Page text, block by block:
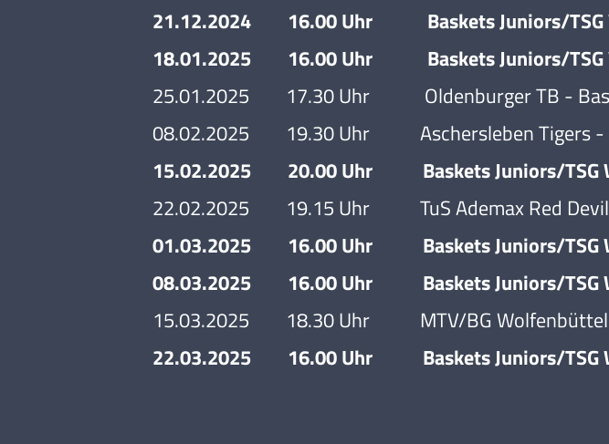
21.12.2024 16.00 Uhr
Baskets Juniors/
18.01.2025 16.00 Uhr Baskets Juniors/TSG
25.01.2025 17.30 Uhr Oldenburger TB -
08.02.2025 19.30 Uhr Aschersleben Tigers -
15.02.2025 20.00 Uhr Baskets Juniors/TSG
22.02.2025 19.15 Uhr TuS Ademax Red Devil
01.03.2025 16.00 Uhr
Baskets Juniors/
08.03.2025 16.00 Uhr Baskets Juniors/TSG
15.03.2025 18.30 Uhr MTV/BG Wolfenbüttel -
22.03.2025 16.00 Uhr Baskets Juniors/TSG